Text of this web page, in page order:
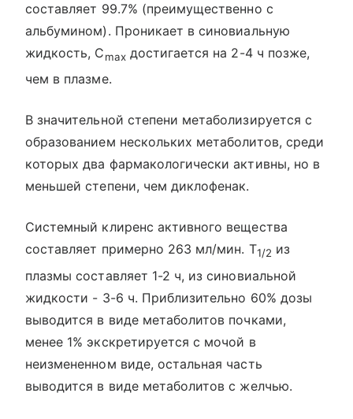
составляет 99.7% (преимущественно с
альбумином). Проникает в синовиальную
жидкость, Cmaxдостигается на 2-4 ч позже,
чем в плазме.
В значительной степени метаболизируется с
образованием нескольких метаболитов, среди
которых два фармакологически активны, но в
меньшей степени, чем диклофенак.
Системный клиренс активного вещества
составляет примерно 263 мл/мин. T1/2 из
плазмы составляет 1-2 ч, из синовиальной
жидкости - 3-6 ч. Приблизительно 60% дозы
выводится в виде метаболитов почками,
менее 1% экскретируется с мочой в
неизмененном виде, остальная часть
выводится в виде метаболитов с желчью.